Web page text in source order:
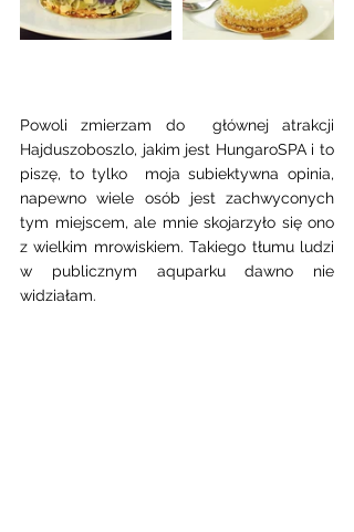
Powoli zmierzam do  głównej atrakcji
Hajduszoboszlo, jakim jest HungaroSPA i to
piszę, to tylko  moja subiektywna opinia,
napewno wiele osób jest zachwyconych
tym miejscem, ale mnie skojarzyło się ono
z wielkim mrowiskiem. Takiego tłumu ludzi
w publicznym aquparku dawno nie
widziałam.